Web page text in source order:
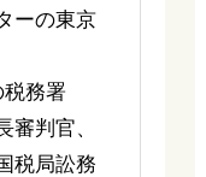
ーの東京
務署
審判官、
税局訟務